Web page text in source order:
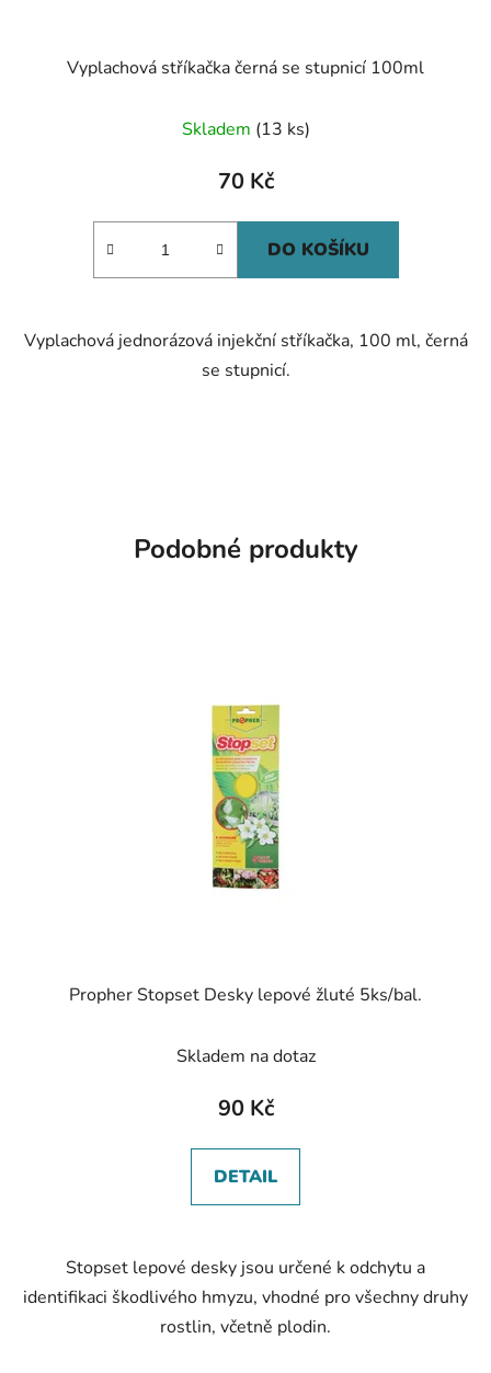
Vyplachová stříkačka černá se stupnicí 100ml
Skladem (13 ks)
70 Kč
DO KOŠÍKU
Vyplachová jednorázová injekční stříkačka, 100 ml, černá
se stupnicí.
Podobné produkty
Propher Stopset Desky lepové žluté 5ks/bal.
Skladem na dotaz
90 Kč
DETAIL
Stopset lepové desky jsou určené k odchytu a
identifikaci škodlivého hmyzu, vhodné pro všechny druhy
rostlin, včetně plodin.